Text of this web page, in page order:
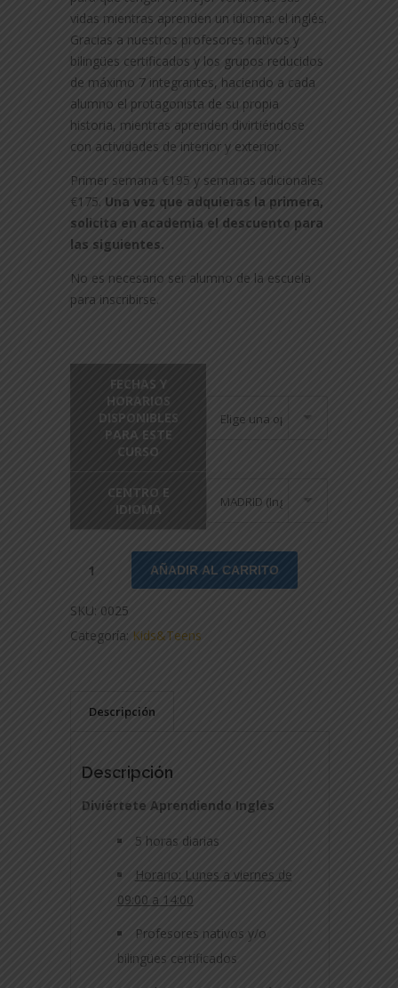
vidas mientras aprenden un idioma: el inglés.
Gracias a nuestros profesores nativos y
bilingües certificados y los grupos reducidos
de máximo 7 integrantes, haciendo a cada
alumno el protagonista de su propia
historia, mientras aprenden divirtiéndose
con actividades de interior y exterior.
Primer semana €195 y semanas adicionales
€175. Una vez que adquieras la primera,
solicita en academia el descuento para
las siguientes.
No es necesario ser alumno de la escuela
para inscribirse.
FECHAS Y
HORARIOS
DISPONIBLES
PARA ESTE
CURSO
CENTRO E
IDIOMA
AÑADIR AL CARRITO
SKU: 0025
Categoría: Kids&Teens
Descripción
Descripción
Diviértete Aprendiendo Inglés
5 horas diarias
Horario: Lunes a viernes de
09:00 a 14:00
Profesores nativos y/o
bilingües certificados